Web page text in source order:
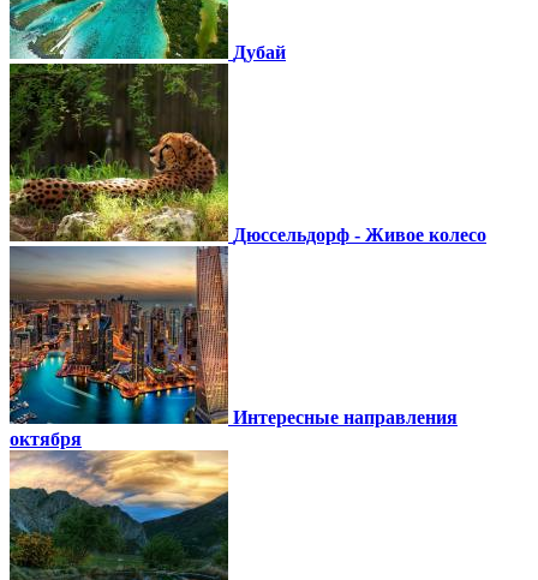
Дубай
Дюссельдорф - Живое колесо
Интересные направления
октября